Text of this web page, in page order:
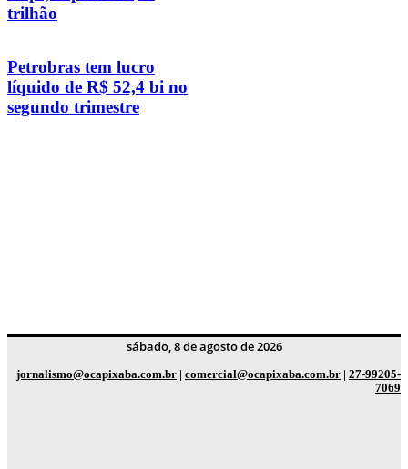
trilhão
Petrobras tem lucro
líquido de R$ 52,4 bi no
segundo trimestre
sábado, 8 de agosto de 2026
jornalismo@ocapixaba.com.br | comercial@ocapixaba.com.br | 27-99205-
7069